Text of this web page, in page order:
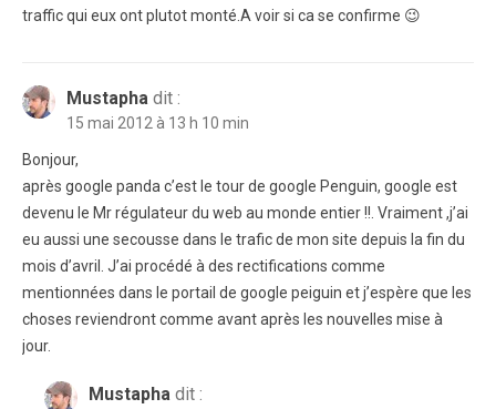
traffic qui eux ont plutot monté.A voir si ca se confirme 😉
Mustapha dit :
15 mai 2012 à 13 h 10 min
Bonjour,
après google panda c’est le tour de google Penguin, google est
devenu le Mr régulateur du web au monde entier !!. Vraiment ,j’ai
eu aussi une secousse dans le trafic de mon site depuis la fin du
mois d’avril. J’ai procédé à des rectifications comme
mentionnées dans le portail de google peiguin et j’espère que les
choses reviendront comme avant après les nouvelles mise à
jour.
Mustapha dit :